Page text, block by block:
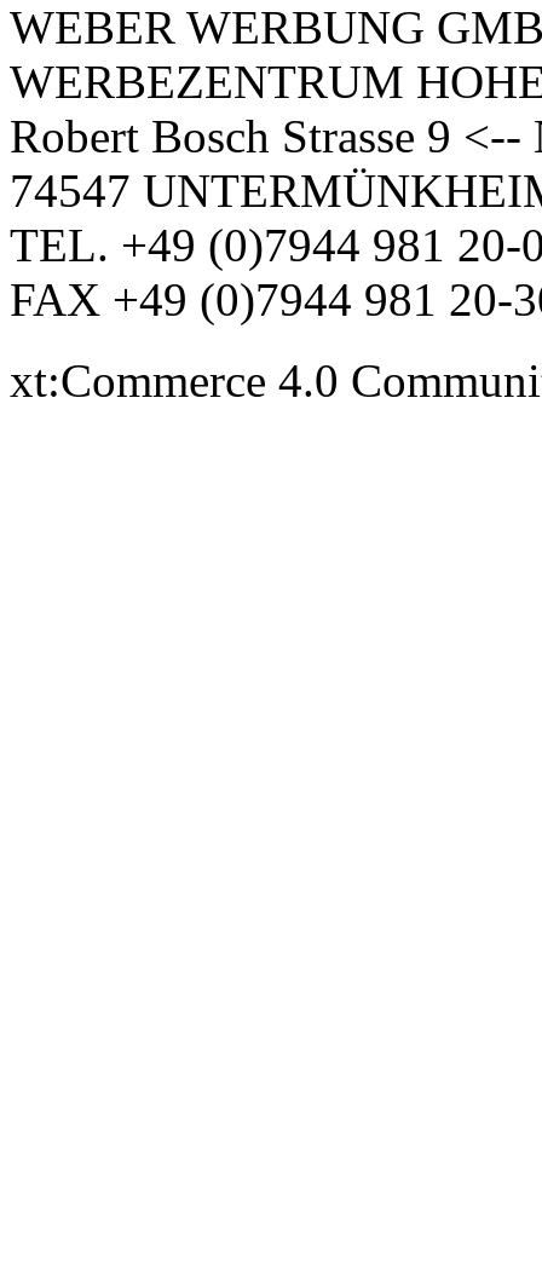
WEBER WERBUNG
WERBEZENTRUM
Robert Bosch Strasse 9
74547
TEL. +49 (0)7944 981 20-
FAX +49 (0)7944 981 20-
xt:Commerce 4.0